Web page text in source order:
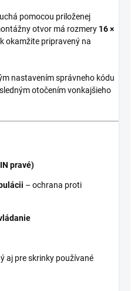
pomocou priloženej
otvor má rozmery 16 ×
okamžite pripravený na
nastavením správneho kódu
otočením vonkajšieho
pravé)
– ochrana proti
aj pre skrinky používané